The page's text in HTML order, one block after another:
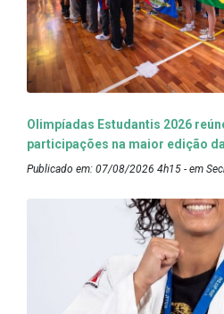
Olimpíadas Estudantis 2026
participações na maior edição
Publicado em: 07/08/2026 4h15 - em